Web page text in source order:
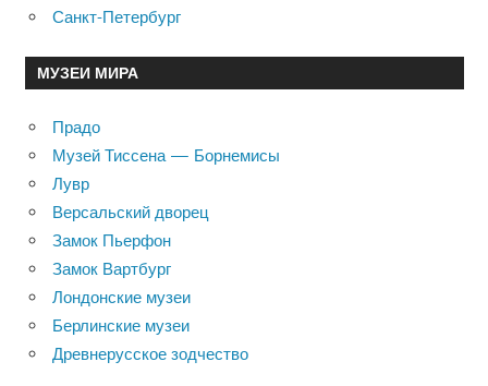
Санкт-Петербург
МУЗЕИ МИРА
Прадо
Музей Тиссена — Борнемисы
Лувр
Версальский дворец
Замок Пьерфон
Замок Вартбург
Лондонские музеи
Берлинские музеи
Древнерусское зодчество